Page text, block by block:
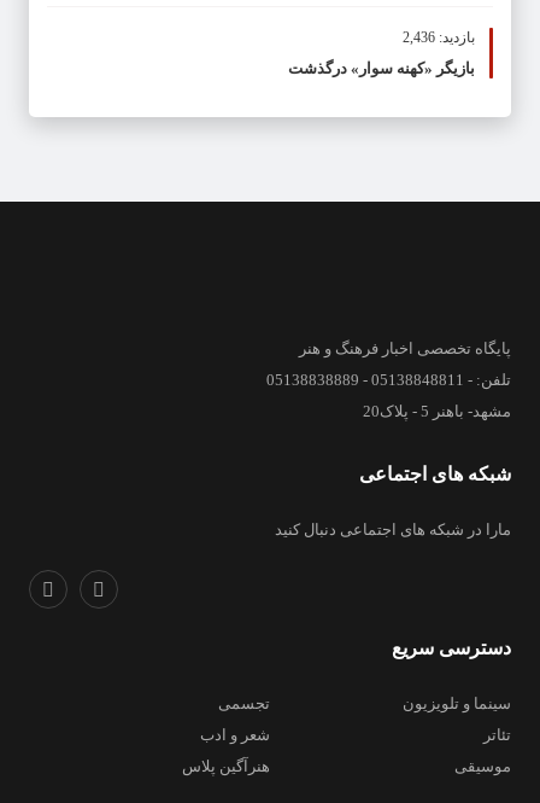
بازدید: 2,436
بازیگر «کهنه سوار» درگذشت
پایگاه تخصصی اخبار فرهنگ و هنر
تلفن: - 05138848811 - 05138838889
مشهد- باهنر 5 - پلاک20
شبکه های اجتماعی
مارا در شبکه های اجتماعی دنبال کنید
دسترسی سریع
سینما و تلویزیون
تجسمی
تئاتر
شعر و ادب
موسیقی
هنرآگین پلاس